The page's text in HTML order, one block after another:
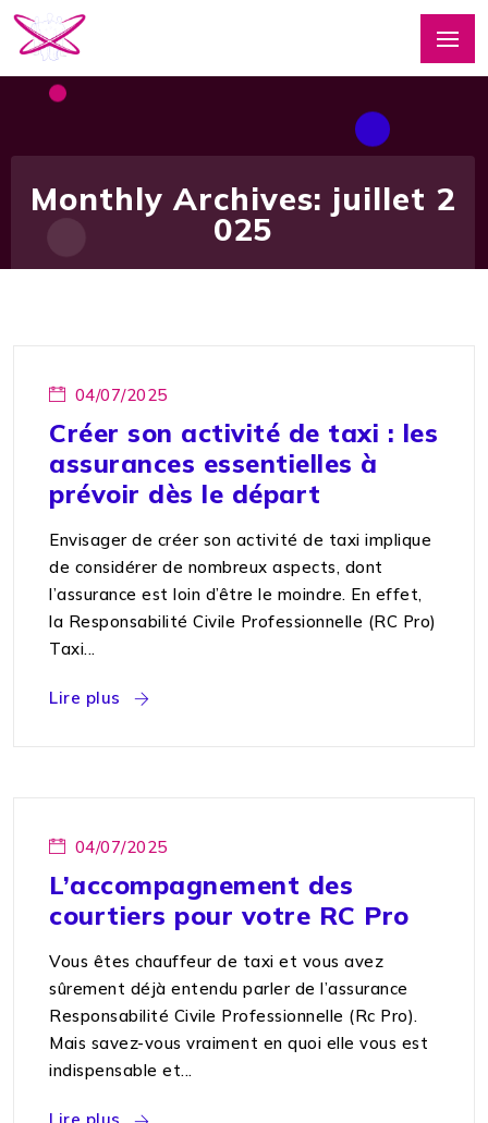
Monthly Archives: juillet 2
025
04/07/2025
Créer son activité de taxi : les
assurances essentielles à
prévoir dès le départ
Envisager de créer son activité de taxi implique
de considérer de nombreux aspects, dont
l’assurance est loin d’être le moindre. En effet,
la Responsabilité Civile Professionnelle (RC Pro)
Taxi...
Lire plus
04/07/2025
L’accompagnement des
courtiers pour votre RC Pro
Vous êtes chauffeur de taxi et vous avez
sûrement déjà entendu parler de l’assurance
Responsabilité Civile Professionnelle (Rc Pro).
Mais savez-vous vraiment en quoi elle vous est
indispensable et...